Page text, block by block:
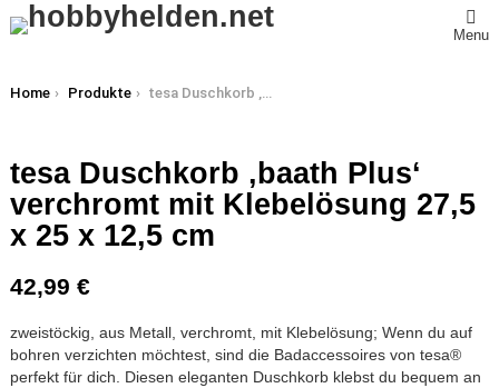
Menu
You are here:
Home Produkte tesa Duschkorb ‚baath Plus‘ verchromt mit Klebelösung 27,5 x 25 x 12,5 cm
tesa Duschkorb ‚baath Plus‘
verchromt mit Klebelösung 27,5
x 25 x 12,5 cm
42,99 €
zweistöckig, aus Metall, verchromt, mit Klebelösung; Wenn du auf
bohren verzichten möchtest, sind die Badaccessoires von tesa®
perfekt für dich. Diesen eleganten Duschkorb klebst du bequem an